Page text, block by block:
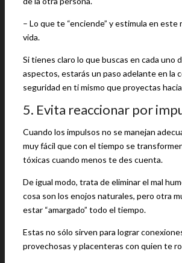
– Lo que te “enciende” y estimula en
vida.
Si tienes claro lo que buscas en cada uno
aspectos, estarás un paso adelante en la
seguridad en ti mismo que proyectas
5. Evita reaccionar por
Cuando los impulsos no se manejan
muy fácil que con el tiempo se
tóxicas cuando menos te des cuenta.
De igual modo, trata de eliminar el mal
cosa son los enojos naturales, pero otra
estar “amargado” todo el tiempo.
Estas no sólo sirven para lograr
provechosas y placenteras con quien te